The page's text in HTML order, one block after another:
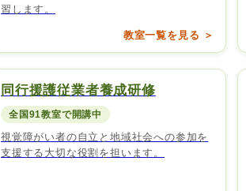
習します。
教室一覧を見る ＞
同行援護従業者養成研修
全国91教室で開講中
視覚障がい者の自立と地域社会への参加を
支援する大切な役割を担います。